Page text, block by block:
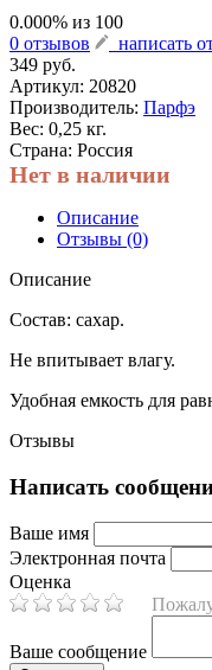
0.000% из 100
0 отзывов
написать
349 руб.
Артикул: 20820
Производитель: Парфэ
Вес: 0,25 кг.
Страна: Россия
Нет в наличии
Описание
Отзывы (0)
Описание
Состав: сахар.
Не впитывает влагу.
Удобная емкость для
Отзывы
Написать
Ваше имя
Электронная почта
Оценка
Ваше сообщение